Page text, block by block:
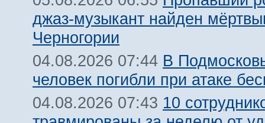
джаз-музыкант найден
Черногории
04.08.2026 07:44 В
человек погибли при атаке
04.08.2026 07:43 10